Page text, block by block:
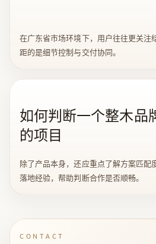
在广东省市场环境下，用户往往更关注
距的是细节控制与交付协同。
如何判断一个整木品
的项目
除了产品本身，还应重点了解方案匹配
落地经验，帮助判断合作是否顺畅。
CONTACT